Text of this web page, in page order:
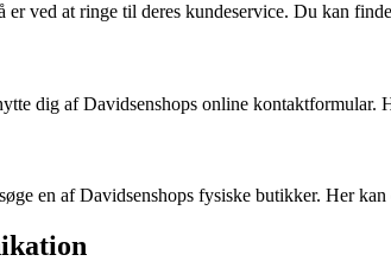
ved at ringe til deres kundeservice. Du kan
dig af Davidsenshops online
en af Davidsenshops fysiske butikker. Her